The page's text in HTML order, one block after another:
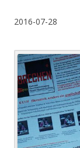
2016-07-28